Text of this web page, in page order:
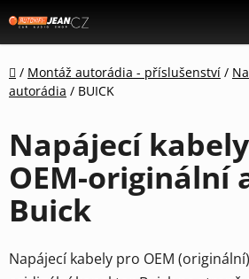
na
obsah
Domů
/ Montáž autorádia - příslušenství /
autorádia / BUICK
Napájecí
OEM-originální
Buick
Napájecí kabely pro OEM